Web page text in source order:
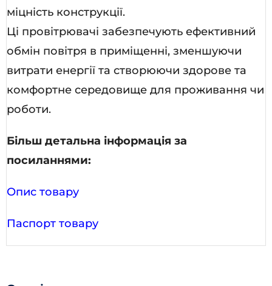
міцність конструкції.
Ці провітрювачі забезпечують ефективний
обмін повітря в приміщенні, зменшуючи
витрати енергії та створюючи здорове та
комфортне середовище для проживання чи
роботи.
Більш детальна інформація за
посиланнями:
Опис товару
Паспорт товару